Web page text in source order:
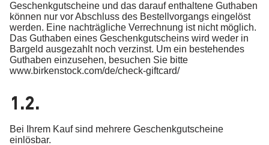
Geschenkgutscheine und das darauf enthaltene Guthaben
können nur vor Abschluss des Bestellvorgangs eingelöst
werden. Eine nachträgliche Verrechnung ist nicht möglich.
Das Guthaben eines Geschenkgutscheins wird weder in
Bargeld ausgezahlt noch verzinst. Um ein bestehendes
Guthaben einzusehen, besuchen Sie bitte
www.birkenstock.com/de/check-giftcard/
1.2.
Bei Ihrem Kauf sind mehrere Geschenkgutscheine
einlösbar.